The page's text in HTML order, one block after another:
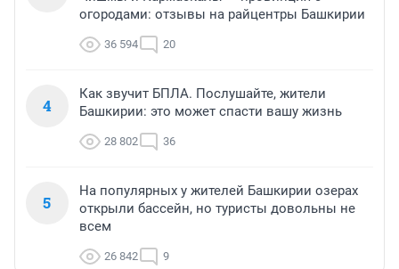
огородами: отзывы на райцентры Башкирии
36 594 20
4
Как звучит БПЛА. Послушайте, жители
Башкирии: это может спасти вашу жизнь
28 802 36
5
На популярных у жителей Башкирии озерах
открыли бассейн, но туристы довольны не
всем
26 842 9